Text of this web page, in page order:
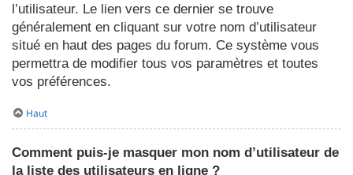
l’utilisateur. Le lien vers ce dernier se trouve
généralement en cliquant sur votre nom d’utilisateur
situé en haut des pages du forum. Ce système vous
permettra de modifier tous vos paramètres et toutes
vos préférences.
Haut
Comment puis-je masquer mon nom d’utilisateur de
la liste des utilisateurs en ligne ?